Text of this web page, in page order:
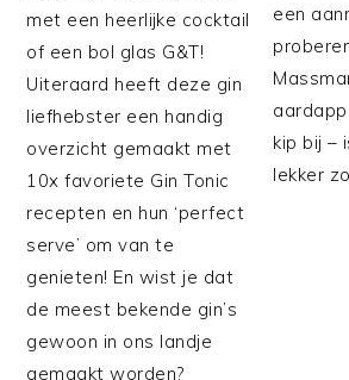
met een heerlijke cocktail
of een bol glas G&T!
Uiteraard heeft deze gin
liefhebster een handig
overzicht gemaakt met
10x favoriete Gin Tonic
recepten en hun ‘perfect
serve’ om van te
genieten! En wist je dat
de meest bekende gin’s
gewoon in ons landje
gemaakt worden?
een
kip bij –
lekker